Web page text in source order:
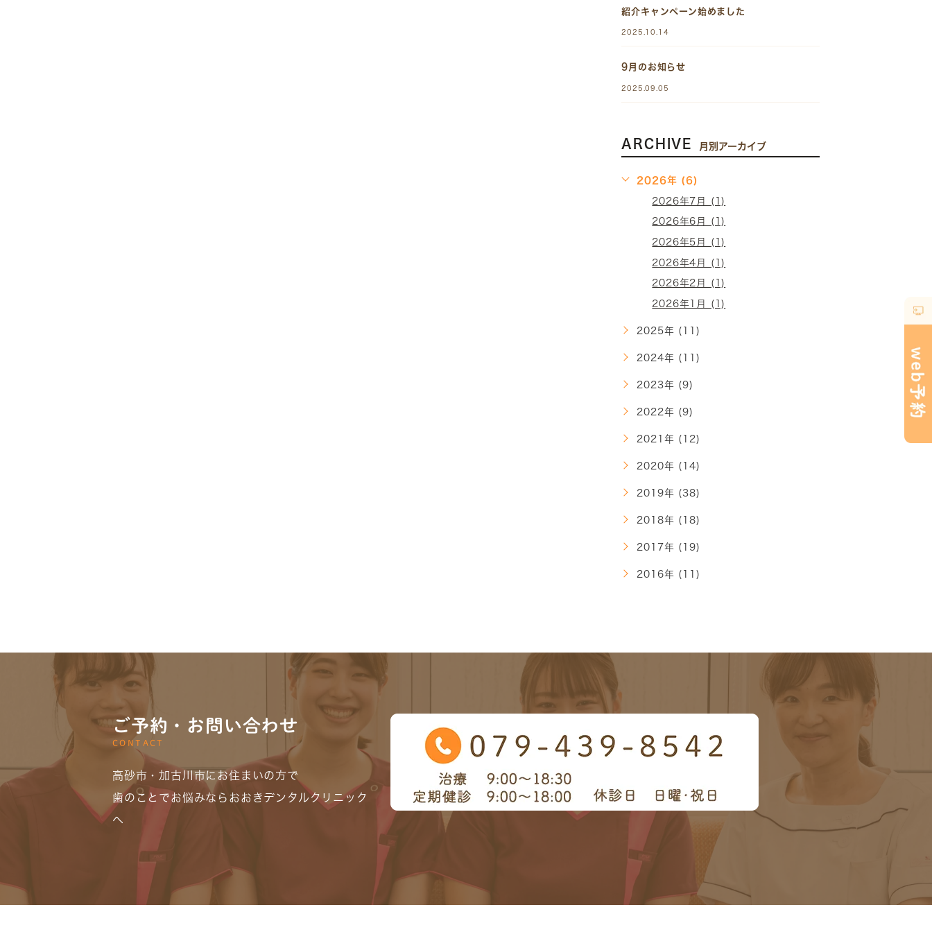
紹介キャンペーン始めました
2025.10.14
9月のお知らせ
2025.09.05
ARCHIVE 月別アーカイブ
2026年 (6)
2026年7月 (1)
2026年6月 (1)
2026年5月 (1)
2026年4月 (1)
2026年2月 (1)
2026年1月 (1)
2025年 (11)
2024年 (11)
2023年 (9)
2022年 (9)
2021年 (12)
2020年 (14)
2019年 (38)
2018年 (18)
2017年 (19)
2016年 (11)
ご予約・お問い合わせ
CONTACT
高砂市・加古川市にお住まいの方で
歯のことでお悩みならおおきデンタルクリニック
へ